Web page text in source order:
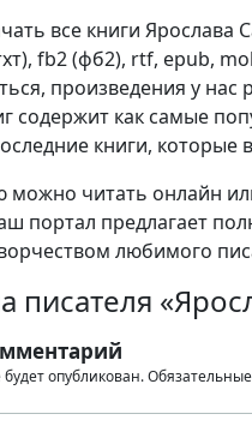
все книги Ярослава
fb2 (фб2), rtf, epub,
произведения у
содержит как самые
книги, которые
читать онлайн
портал предлагает
любимого
писателя
опубликован.